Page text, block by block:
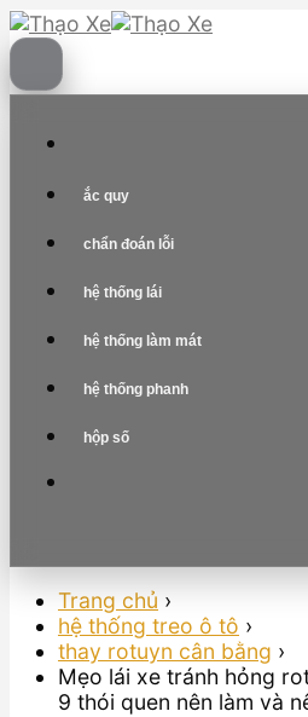
Skip
to
content
ắc quy
chẩn đoán lỗi
hệ thống lái
hệ thống làm mát
hệ thống phanh
hộp số
Trang chủ ›
hệ thống treo ô tô ›
thay rotuyn cân bằng ›
Mẹo lái xe tránh hỏng
9 thói quen nên làm và